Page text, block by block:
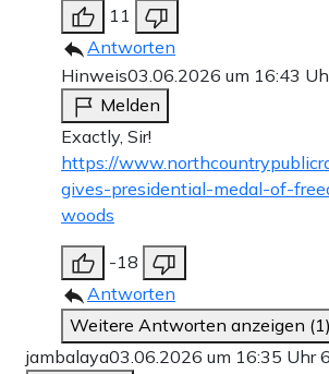
11
Antworten
Hinweis03.06.2026 um 16:43
Melden
Exactly, Sir!
https://
gives-presidential-medal-of-
woods
-18
Antworten
Weitere Antworten anzeigen (1)
jambalaya03.06.2026 um 16:35 Uhr